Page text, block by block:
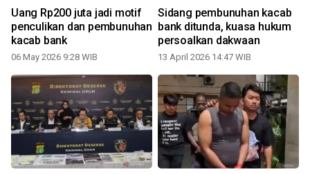
Uang Rp200 juta jadi motif
penculikan dan pembunuhan
kacab bank
06 May 2026 9:28 WIB
Sidang pembunuhan kacab
bank ditunda, kuasa hukum
persoalkan dakwaan
13 April 2026 14:47 WIB